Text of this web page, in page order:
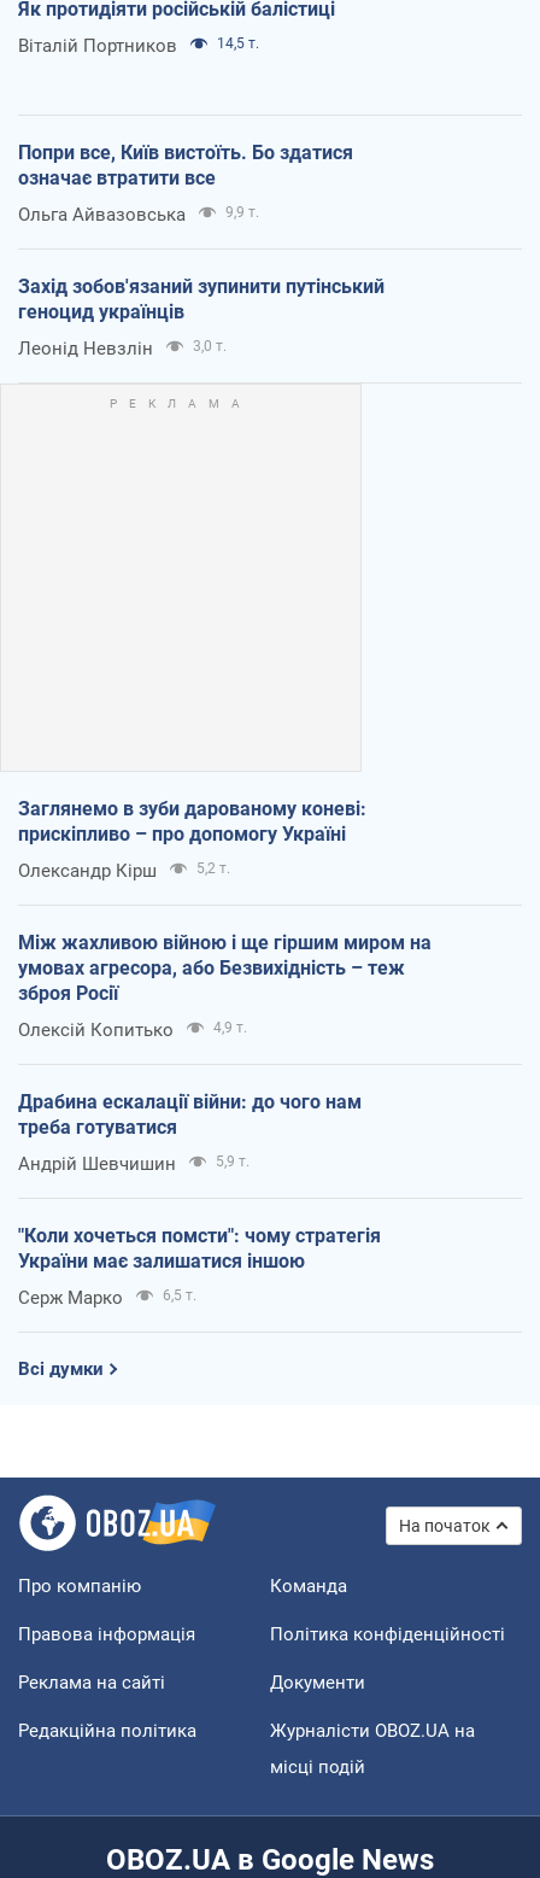
Як протидіяти російській балістиці
Віталій Портников 14,5 т.
Попри все, Київ вистоїть. Бо здатися
означає втратити все
Ольга Айвазовська 9,9 т.
Захід зобов'язаний зупинити путінський
геноцид українців
Леонід Невзлін 3,0 т.
Заглянемо в зуби дарованому коневі:
прискіпливо – про допомогу Україні
Олександр Кірш 5,2 т.
Між жахливою війною і ще гіршим миром на
умовах агресора, або Безвихідність – теж
зброя Росії
Олексій Копитько 4,9 т.
Драбина ескалації війни: до чого нам
треба готуватися
Андрій Шевчишин 5,9 т.
"Коли хочеться помсти": чому стратегія
України має залишатися іншою
Серж Марко 6,5 т.
Всі думки
На початок
Про компанію Команда
Правова інформація Політика конфіденційності
Реклама на сайті Документи
Редакційна політика
Журналісти OBOZ.UA на
місці подій
OBOZ.UA в Google News